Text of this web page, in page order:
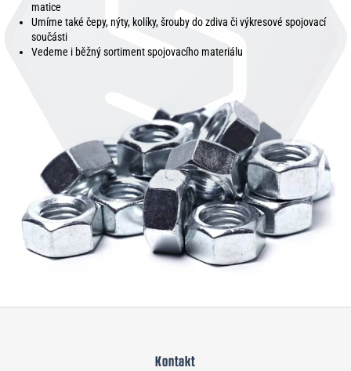
matice
Umíme také čepy, nýty, kolíky, šrouby do zdiva či výkresové spojovací
součásti
Vedeme i běžný sortiment spojovacího materiálu
Kontakt